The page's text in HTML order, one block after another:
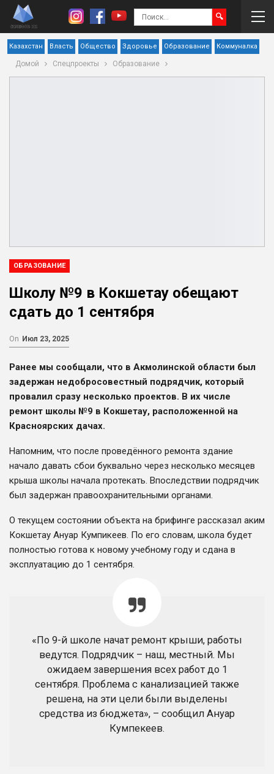
Казахстан Власть Общество Здоровье Образование Коммуналка
Домой Спецпроекты Образование
ОБРАЗОВАНИЕ
Школу №9 в Кокшетау обещают
сдать до 1 сентября
On Июл 23, 2025
Ранее мы сообщали, что в Акмолинской области был
задержан недобросовестный подрядчик, который
провалил сразу несколько проектов. В их числе
ремонт школы №9 в Кокшетау, расположенной на
Красноярских дачах.
Напомним, что после проведённого ремонта здание
начало давать сбои буквально через несколько месяцев
крыша школы начала протекать. Впоследствии подрядчик
был задержан правоохранительными органами.
О текущем состоянии объекта на брифинге рассказал аким
Кокшетау Ануар Кумпикеев. По его словам, школа будет
полностью готова к новому учебному году и сдана в
эксплуатацию до 1 сентября.
«По 9-й школе начат ремонт крыши, работы
ведутся. Подрядчик – наш, местный. Мы
ожидаем завершения всех работ до 1
сентября. Проблема с канализацией также
решена, на эти цели были выделены
средства из бюджета», – сообщил Ануар
Кумпекеев.